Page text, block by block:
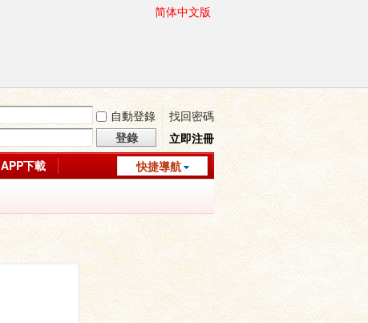
简体中文版
自動登錄
找回密碼
登錄
立即注冊
快捷導航
APP下載